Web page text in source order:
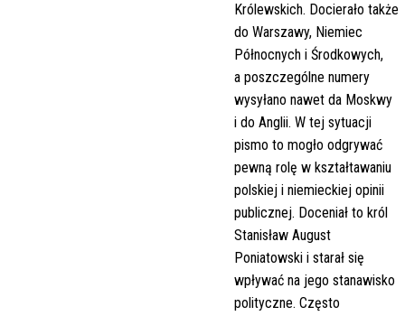
Królewskich. Docierało także
do Warszawy, Niemiec
Północnych i Środkowych,
a poszczególne numery
wysyłano nawet da Moskwy
i do Anglii. W tej sytuacji
pismo to mogło odgrywać
pewną rolę w kształtawaniu
polskiej i niemieckiej opinii
publicznej. Doceniał to król
Stanisław August
Poniatowski i starał się
wpływać na jego stanawisko
polityczne. Często